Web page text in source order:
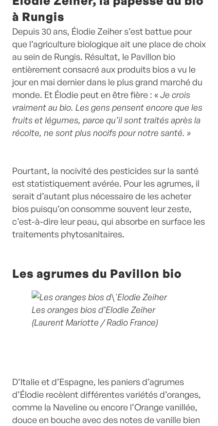
à Rungis
Depuis 30 ans, Élodie Zeiher s’est battue pour
que l’agriculture biologique ait une place de choix
au sein de Rungis. Résultat, le Pavillon bio
entièrement consacré aux produits bios a vu le
jour en mai dernier dans le plus grand marché du
monde. Et Élodie peut en être fière : «Je crois
vraiment au bio. Les gens pensent encore que les
fruits et légumes, parce qu’il sont traités après la
récolte, ne sont plus nocifs pour notre santé. »
Pourtant, la nocivité des pesticides sur la santé
est statistiquement avérée. Pour les agrumes, il
serait d’autant plus nécessaire de les acheter
bios puisqu’on consomme souvent leur zeste,
c’est-à-dire leur peau, qui absorbe en surface les
traitements phytosanitaires.
Les agrumes du Pavillon bio
Les oranges bios d’Elodie Zeiher
(Laurent Mariotte / Radio France)
D’Italie et d’Espagne, les paniers d’agrumes
d’Élodie recèlent différentes variétés d’oranges,
comme la Naveline ou encore l’Orange vanillée,
douce en bouche avec des notes de vanille bien